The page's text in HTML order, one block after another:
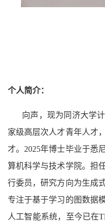
个人简介：
向声，现为同济大学
家级高层次人才青年人才
才。2025年博士毕业于悉
算机科学与技术学院。担
行委员，研究方向为生成
专注于基于学习的图数据
人工智能系统，至今已在